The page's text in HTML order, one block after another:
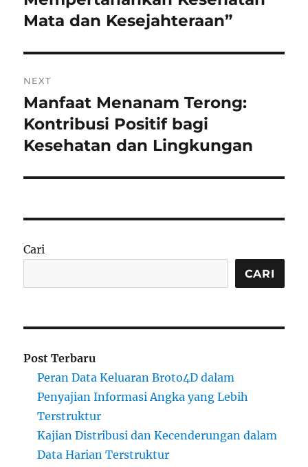
Mata dan Kesejahteraan”
NEXT
Next
post:
Manfaat Menanam Terong:
Kontribusi Positif bagi
Kesehatan dan Lingkungan
Cari
CARI
Post Terbaru
Peran Data Keluaran Broto4D dalam
Penyajian Informasi Angka yang Lebih
Terstruktur
Kajian Distribusi dan Kecenderungan dalam
Data Harian Terstruktur